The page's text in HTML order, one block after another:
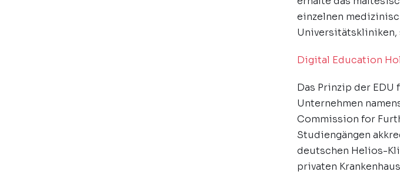
einzelnen
Universitätskliniken,
Digital Education
Das Prinzip der
Unternehmen
Commission for
Studiengängen
deutschen Helios-
privaten